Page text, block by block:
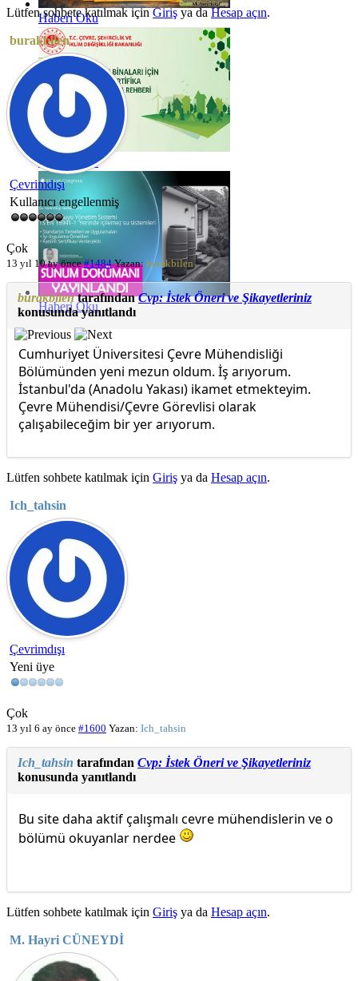
Haberi Oku
Haberi Oku
Haberi Oku
Lütfen sohbete katılmak içinGirişya daHesap açın.
burakbilen
Çevrimdışı
Kullanıcı engellenmiş
Çok
13 yıl 10 ay önce #1484 Yazan: burakbilen
burakbilentarafındanCvp: İstek Öneri ve Şikayetleriniz
konusunda yanıtlandı
Cumhuriyet Üniversitesi Çevre Mühendisliği
Bölümünden yeni mezun oldum. İş arıyorum.
İstanbul'da (Anadolu Yakası) ikamet etmekteyim.
Çevre Mühendisi/Çevre Görevlisi olarak
çalışabileceğim bir yer arıyorum.
Lütfen sohbete katılmak için Giriş ya da Hesap açın.
Ich_tahsin
Çevrimdışı
Yeni üye
Çok
13 yıl 6 ay önce #1600 Yazan: Ich_tahsin
Ich_tahsin tarafından Cvp: İstek Öneri ve Şikayetleriniz
konusunda yanıtlandı
Bu site daha aktif çalışmalı cevre mühendislerin ve o
bölümü okuyanlar nerdee
Lütfen sohbete katılmak için Giriş ya da Hesap açın.
M. Hayri CÜNEYDİ